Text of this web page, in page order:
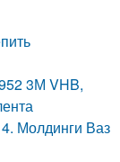
3М VHB,
Молдинги Ваз